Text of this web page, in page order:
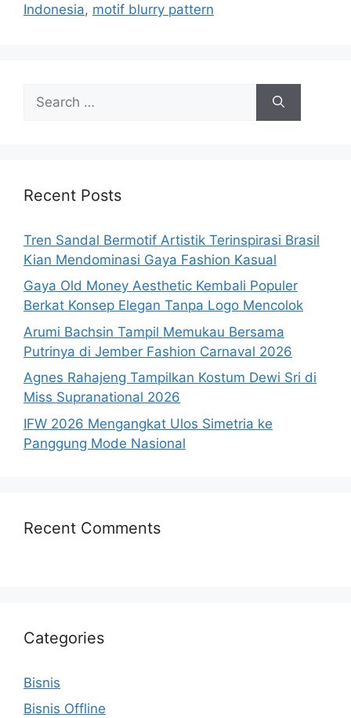
Indonesia, motif blurry pattern
for:
Recent Posts
Tren Sandal Bermotif Artistik Terinspirasi Brasil
Kian Mendominasi Gaya Fashion Kasual
Gaya Old Money Aesthetic Kembali Populer
Berkat Konsep Elegan Tanpa Logo Mencolok
Arumi Bachsin Tampil Memukau Bersama
Putrinya di Jember Fashion Carnaval 2026
Agnes Rahajeng Tampilkan Kostum Dewi Sri di
Miss Supranational 2026
IFW 2026 Mengangkat Ulos Simetria ke
Panggung Mode Nasional
Recent Comments
Categories
Bisnis
Bisnis Offline